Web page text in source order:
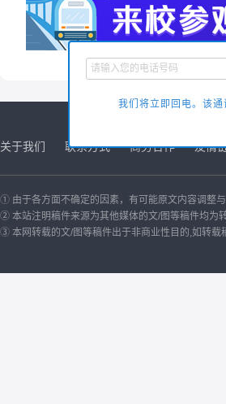
关于我们 联系方式 商务合作 友情
① 由于各方面不确定的因素，有可能原文内容调整
② 本站注明稿件来源为其他媒体的文/图等稿件均为
③ 本网转载的文/图等稿件出于非商业性目的,如转
我们将立即回电。该通